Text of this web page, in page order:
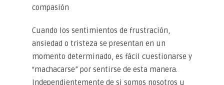
compasión
Cuando los sentimientos de frustración,
ansiedad o tristeza se presentan en un
momento determinado, es fácil cuestionarse y
“machacarse” por sentirse de esta manera.
Independientemente de si somos nosotros u